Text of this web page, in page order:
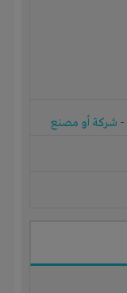
- شركة أو مصنع